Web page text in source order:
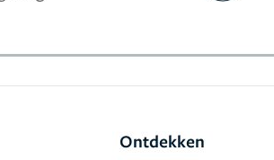
Ontdekken